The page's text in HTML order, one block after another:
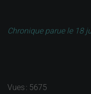
Chronique parue le 18
Vues : 5675